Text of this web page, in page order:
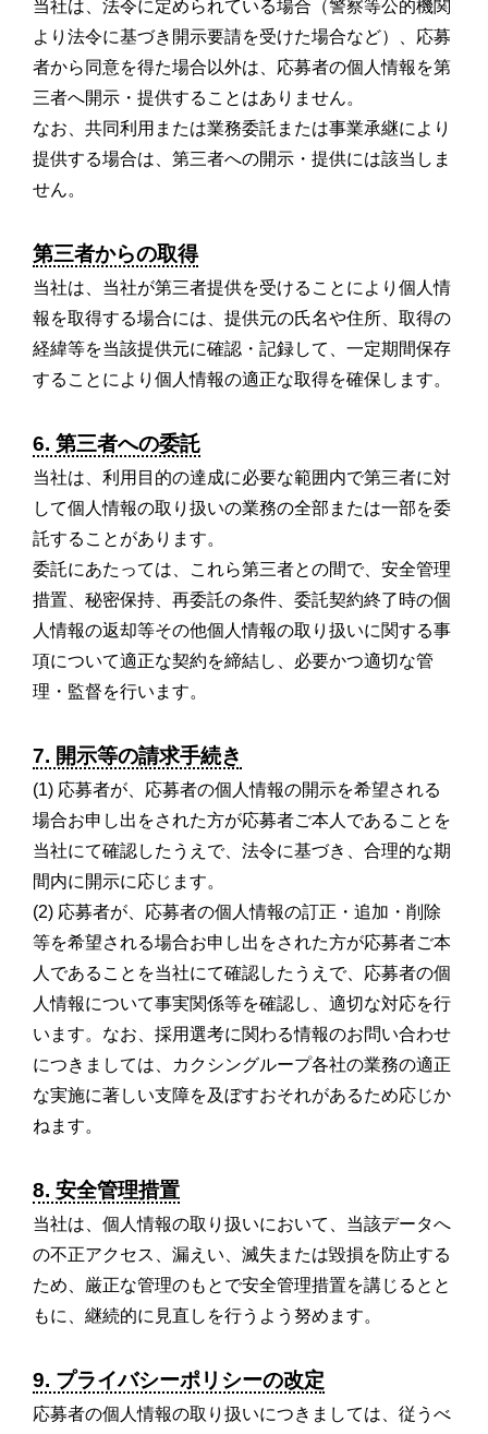
当社は、法令に定められている場合（警察等公的機関
より法令に基づき開示要請を受けた場合など）、応募
者から同意を得た場合以外は、応募者の個人情報を第
三者へ開示・提供することはありません。
なお、共同利用または業務委託または事業承継により
提供する場合は、第三者への開示・提供には該当しま
せん。
第三者からの取得
当社は、当社が第三者提供を受けることにより個人情
報を取得する場合には、提供元の氏名や住所、取得の
経緯等を当該提供元に確認・記録して、一定期間保存
することにより個人情報の適正な取得を確保します。
6. 第三者への委託
当社は、利用目的の達成に必要な範囲内で第三者に対
して個人情報の取り扱いの業務の全部または一部を委
託することがあります。
委託にあたっては、これら第三者との間で、安全管理
措置、秘密保持、再委託の条件、委託契約終了時の個
人情報の返却等その他個人情報の取り扱いに関する事
項について適正な契約を締結し、必要かつ適切な管
理・監督を行います。
7. 開示等の請求手続き
(1) 応募者が、応募者の個人情報の開示を希望される
場合お申し出をされた方が応募者ご本人であることを
当社にて確認したうえで、法令に基づき、合理的な期
間内に開示に応じます。
(2) 応募者が、応募者の個人情報の訂正・追加・削除
等を希望される場合お申し出をされた方が応募者ご本
人であることを当社にて確認したうえで、応募者の個
人情報について事実関係等を確認し、適切な対応を行
います。なお、採用選考に関わる情報のお問い合わせ
につきましては、カクシングループ各社の業務の適正
な実施に著しい支障を及ぼすおそれがあるため応じか
ねます。
8. 安全管理措置
当社は、個人情報の取り扱いにおいて、当該データへ
の不正アクセス、漏えい、滅失または毀損を防止する
ため、厳正な管理のもとで安全管理措置を講じるとと
もに、継続的に見直しを行うよう努めます。
9. プライバシーポリシーの改定
応募者の個人情報の取り扱いにつきましては、従うべ